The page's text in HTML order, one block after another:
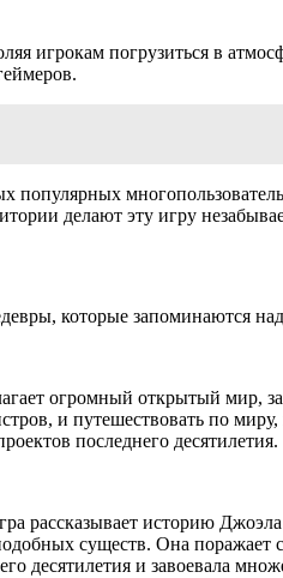
игрокам погрузиться в
делают эту игру
которые запоминаются
огромный открытый мир,
и путешествовать по
последнего десятилетия.
рассказывает историю
существ. Она
десятилетия и завоевала